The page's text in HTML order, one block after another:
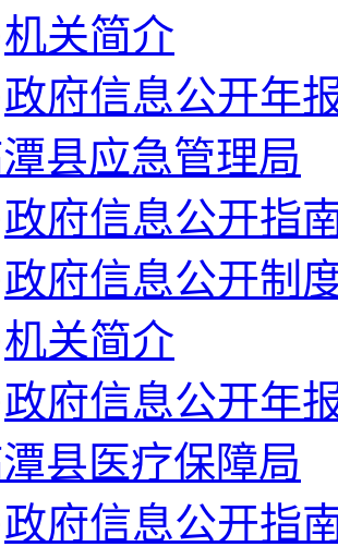
机关简介
政府信息公开年
县应急管理局
政府信息公开指
政府信息公开制
机关简介
政府信息公开年
县医疗保障局
政府信息公开指